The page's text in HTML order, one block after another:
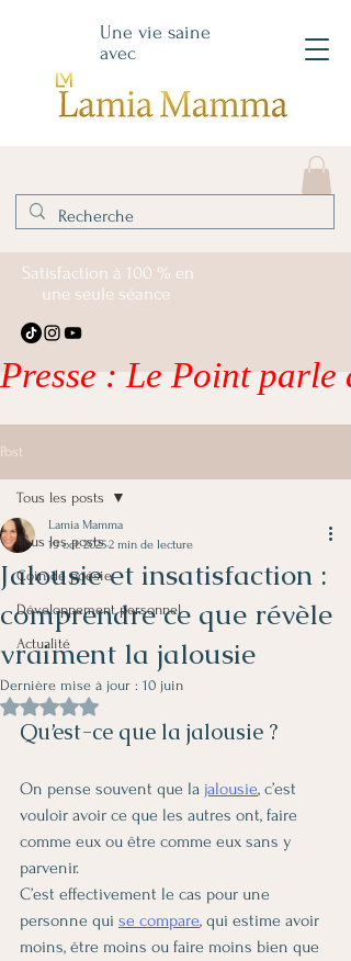
Une vie saine
avec
Satisfaction à 100 % en
une seule séance
Presse : Le Point
Post
Tous les posts
Coin de poésie
Développement personnel
Actualité
Tous les posts
Jalousie et insatisfaction :
comprendre ce que révèle
vraiment la jalousie
Lamia Mamma
19 oct. 20252 min de lecture
Dernière mise à jour : 10 juin
Noté NaN étoiles sur 5.
Qu’est-ce que la jalousie ?
On pense souvent que la jalousie, c’est
vouloir avoir ce que les autres ont, faire
comme eux ou être comme eux sans y
parvenir.
C’est effectivement le cas pour une
personne qui se compare, qui estime avoir
moins, être moins ou faire moins bien que